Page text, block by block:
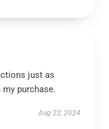
just as
purchase.
Aug 22, 2024